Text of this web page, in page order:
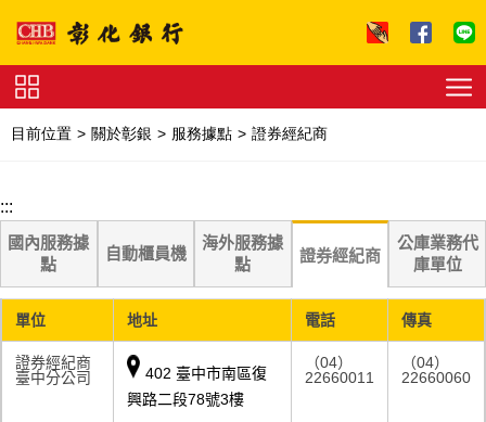
證
券
財
算
友
善
連
法
拍
專
目前位置 關於彰銀 服務據點 證券經紀商
:::
國內服務據
點
自動櫃員機
海外服務據
點
證券經紀商
公庫業務代
庫單位
單位 地址 電話 傳真
證券經紀商
臺中分公司
402 臺中市南區復
興路二段78號3樓
（04）
22660011
（04）
22660060